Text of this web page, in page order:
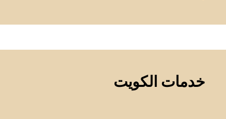
خدمات الكويت